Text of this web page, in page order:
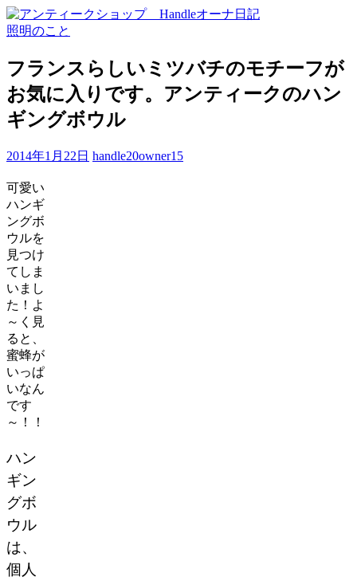
照明のこと
フランスらしいミツバチのモチーフが
お気に入りです。アンティークのハン
ギングボウル
2014年1月22日 handle20owner15
可愛い
ハンギ
ングボ
ウルを
見つけ
てしま
いまし
た！よ
～く見
ると、
蜜蜂が
いっぱ
いなん
です
～！！
ハン
ギン
グボ
ウル
は、
個人